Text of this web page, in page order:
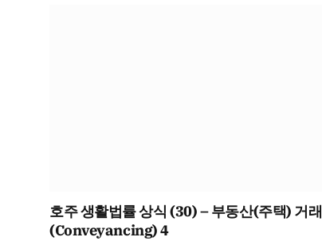
호주 생활법률 상식 (30) – 부동산(주택) 거래
(Conveyancing) 4